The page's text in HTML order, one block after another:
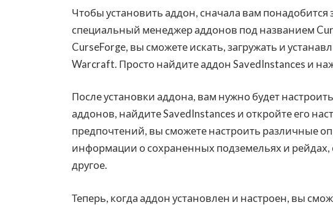
Чтобы установить аддон, сначала вам понадобится
специальный менеджер аддонов под названием
CurseForge, вы сможете искать, загружать и
Warcraft. Просто найдите аддон SavedInstances и
После установки аддона, вам нужно будет
аддонов, найдите SavedInstances и откройте его
предпочтений, вы сможете настроить различные
информации о сохраненных подземельях и
другое.
Теперь, когда аддон установлен и настроен, вы